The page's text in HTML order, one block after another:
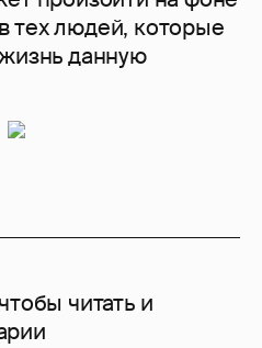
тех людей, которые
данную
читать и